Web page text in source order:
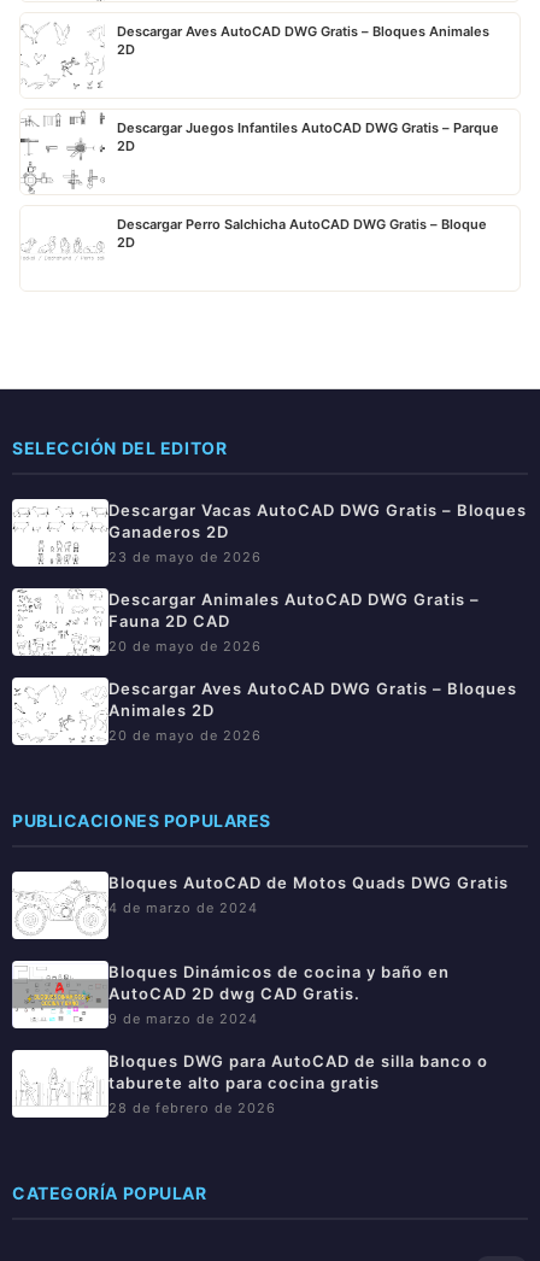
Descargar Aves AutoCAD DWG Gratis – Bloques Animales
2D
Descargar Juegos Infantiles AutoCAD DWG Gratis – Parque
2D
Descargar Perro Salchicha AutoCAD DWG Gratis – Bloque
2D
SELECCIÓN DEL EDITOR
Descargar Vacas AutoCAD DWG Gratis – Bloques
Ganaderos 2D
23 de mayo de 2026
Descargar Animales AutoCAD DWG Gratis –
Fauna 2D CAD
20 de mayo de 2026
Descargar Aves AutoCAD DWG Gratis – Bloques
Animales 2D
20 de mayo de 2026
PUBLICACIONES POPULARES
Bloques AutoCAD de Motos Quads DWG Gratis
4 de marzo de 2024
Bloques Dinámicos de cocina y baño en
AutoCAD 2D dwg CAD Gratis.
9 de marzo de 2024
Bloques DWG para AutoCAD de silla banco o
taburete alto para cocina gratis
28 de febrero de 2026
CATEGORÍA POPULAR